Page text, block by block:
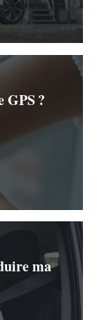
GPS ?
ma